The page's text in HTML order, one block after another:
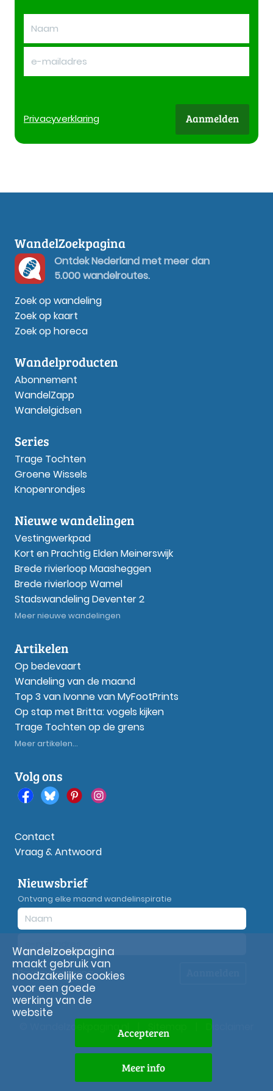
Privacyverklaring Aanmelden
WandelZoekpagina
Ontdek Nederland met meer dan
5.000 wandelroutes.
Zoek op wandeling
Zoek op kaart
Zoek op horeca
Wandelproducten
Abonnement
WandelZapp
Wandelgidsen
Series
Trage Tochten
Groene Wissels
Knopenrondjes
Nieuwe wandelingen
Vestingwerkpad
Kort en Prachtig Elden Meinerswijk
Brede rivierloop Maasheggen
Brede rivierloop Wamel
Stadswandeling Deventer 2
Meer nieuwe wandelingen
Artikelen
Op bedevaart
Wandeling van de maand
Top 3 van Ivonne van MyFootPrints
Op stap met Britta: vogels kijken
Trage Tochten op de grens
Meer artikelen...
Volg ons
Contact
Vraag & Antwoord
Nieuwsbrief
Ontvang elke maand wandelinspiratie
Privacyverklaring
© Wandelzoekpagina.nl
Wandelzoekpagina
maakt gebruik van
noodzakelijke cookies
voor een goede
werking van de
website
Accepteren
Meer info